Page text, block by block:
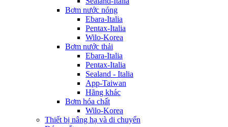
Bơm nước nóng
Ebara-Italia
Pentax-Italia
Wilo-Korea
Bơm nước thải
Ebara-Italia
Pentax-Italia
Sealand - Italia
App-Taiwan
Hãng khác
Bơm hóa chất
Wilo-Korea
Thiết bị nâng hạ và di chuyển